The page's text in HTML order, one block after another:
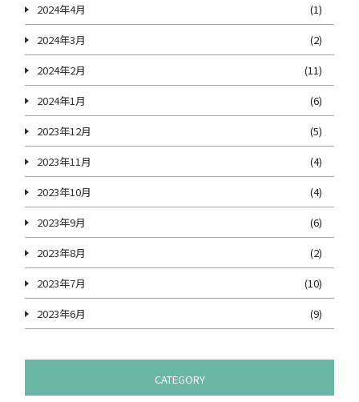
2024年4月
(1)
2024年3月
(2)
2024年2月
(11)
2024年1月
(6)
2023年12月
(5)
2023年11月
(4)
2023年10月
(4)
2023年9月
(6)
2023年8月
(2)
2023年7月
(10)
2023年6月
(9)
CATEGORY